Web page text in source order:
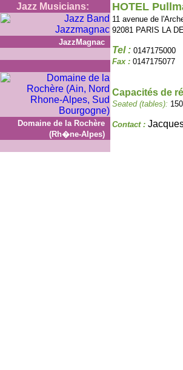
Jazz Musicians:
JazzMagnac
Domaine de la Rochère
(Rh�ne-Alpes)
HOTEL
11 avenue de
92081 PARIS LA
Tel : 0147175000
Fax : 0147175077
Capacités de
Seated (tables):
Contact :